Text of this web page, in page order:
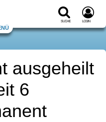
Suche Login
ausgeheilt
6